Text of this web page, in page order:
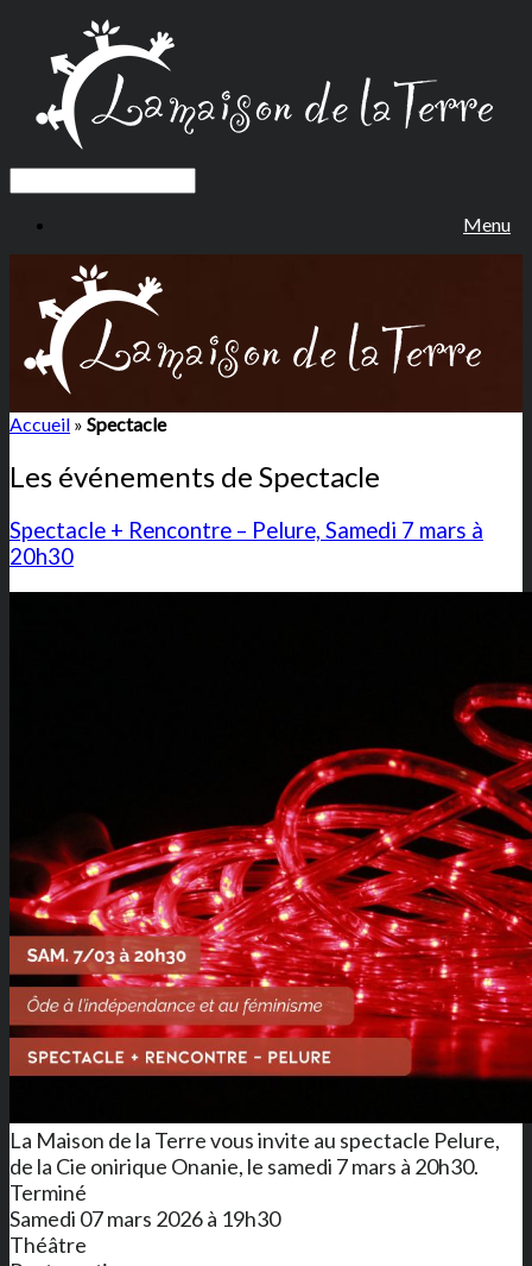
Menu
Accueil » Spectacle
Les événements de Spectacle
Spectacle + Rencontre – Pelure, Samedi 7 mars à
20h30
La Maison de la Terre vous invite au spectacle Pelure,
de la Cie onirique Onanie, le samedi 7 mars à 20h30.
Terminé
Samedi 07 mars 2026 à 19h30
Théâtre